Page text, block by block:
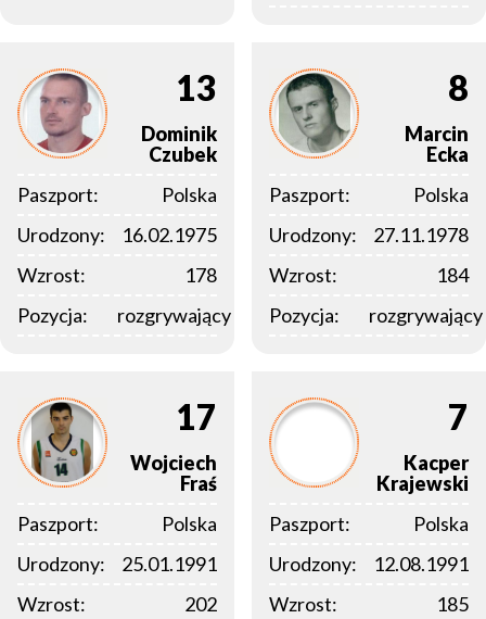
13
Dominik
Czubek
Paszport:
Polska
Urodzony:
16.02.1975
Wzrost:
178
Pozycja:
rozgrywający
8
Marcin
Ecka
Paszport:
Polska
Urodzony:
27.11.1978
Wzrost:
184
Pozycja:
rozgrywający
17
Wojciech
Fraś
Paszport:
Polska
Urodzony:
25.01.1991
Wzrost:
202
7
Kacper
Krajewski
Paszport:
Polska
Urodzony:
12.08.1991
Wzrost:
185